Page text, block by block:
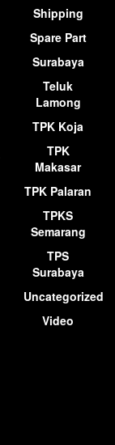
Shipping
Spare Part
Surabaya
Teluk
Lamong
TPK Koja
TPK
Makasar
TPK Palaran
TPKS
Semarang
TPS
Surabaya
Uncategorized
Video